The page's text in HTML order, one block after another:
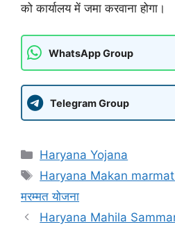
को कार्यालय में जमा करवाना होगा।
WhatsApp Group
Telegram Group
Categories
Haryana Yojana
Tags
Haryana Makan
मरम्मत योजना
Haryana Mahila